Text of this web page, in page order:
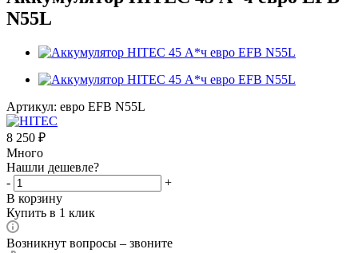
N55L
Артикул: евро EFB N55L
8 250 ₽
Много
Нашли дешевле?
-
+
В корзину
Купить в 1 клик
Возникнут вопросы – звоните